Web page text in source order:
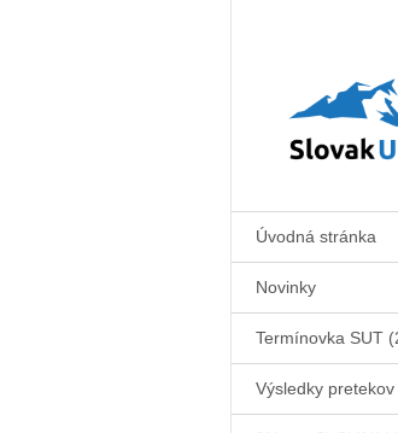
Úvodná stránka
Novinky
Termínovka SUT
Výsledky pretekov